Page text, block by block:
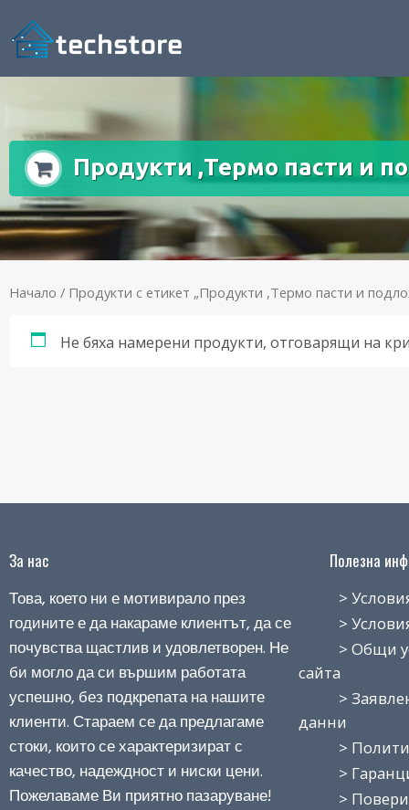
Продукти ,Термо пасти и
Начало / Продукти с етикет „Продукти ,Термо пасти и
Не бяха намерени продукти, отговарящи на
За нас
Това, което ни е мотивирало през
годините е да накараме клиентът, да се
почувства щастлив и удовлетворен. Не
би могло да си вършим работата
успешно, без подкрепата на нашите
клиенти. Стараем се да предлагаме
стоки, които се характеризират с
качество, надеждност и ниски цени.
Пожелаваме Ви приятно пазаруване!
Полезна
> Условия
> Условия
> Общи
сайта
>
данни
>
>
>